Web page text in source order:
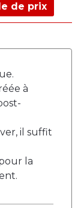
de prix
à
il suffit
la